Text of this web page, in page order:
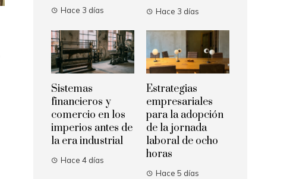
Hace 3 días Hace 3 días
Sistemas
financieros y
comercio en los
imperios antes de
la era industrial
Hace 4 días
Estrategias
empresariales
para la adopción
de la jornada
laboral de ocho
horas
Hace 5 días